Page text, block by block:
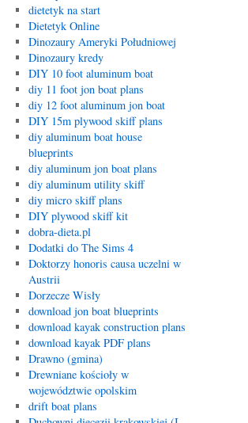
dietetyk na start
Dietetyk Online
Dinozaury Ameryki Południowej
Dinozaury kredy
DIY 10 foot aluminum boat
diy 11 foot jon boat plans
diy 12 foot aluminum jon boat
DIY 15m plywood skiff plans
diy aluminum boat house
blueprints
diy aluminum jon boat plans
diy aluminum utility skiff
diy micro skiff plans
DIY plywood skiff kit
dobra-dieta.pl
Dodatki do The Sims 4
Doktorzy honoris causa uczelni w
Austrii
Dorzecze Wisły
download jon boat blueprints
download kayak construction plans
download kayak PDF plans
Drawno (gmina)
Drewniane kościoły w
województwie opolskim
drift boat plans